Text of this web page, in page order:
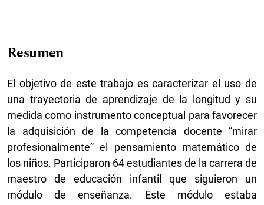
Resumen
El objetivo de este trabajo es caracterizar el uso de
una trayectoria de aprendizaje de la longitud y su
medida como instrumento conceptual para favorecer
la adquisición de la competencia docente “mirar
profesionalmente” el pensamiento matemático de
los niños. Participaron 64 estudiantes de la carrera de
maestro de educación infantil que siguieron un
módulo de enseñanza. Este módulo estaba